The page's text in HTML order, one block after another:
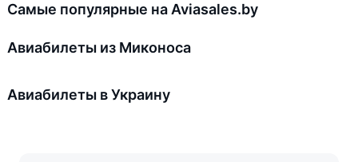
Самые популярные на Aviasales.by
Авиабилеты из Миконоса
Авиабилеты в Украину